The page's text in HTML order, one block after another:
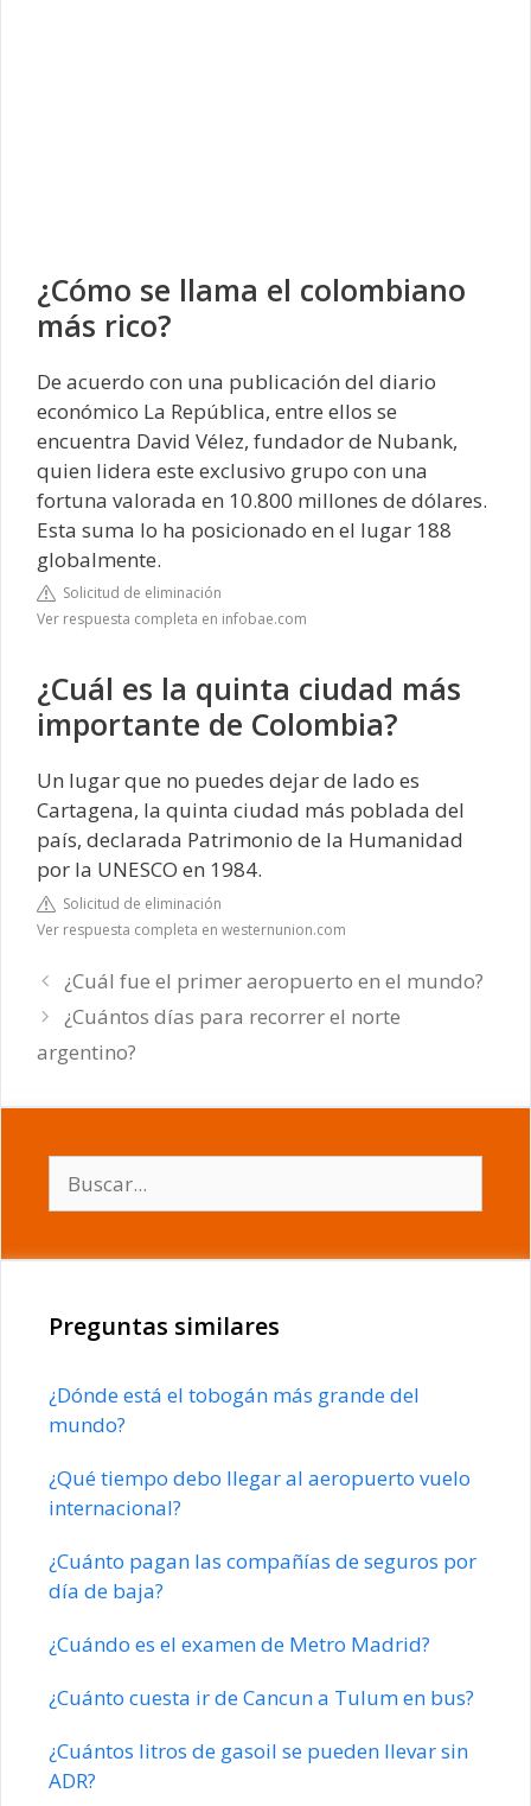
¿Cómo se llama el colombiano
más rico?
De acuerdo con una publicación del diario
económico La República, entre ellos se
encuentra David Vélez, fundador de Nubank,
quien lidera este exclusivo grupo con una
fortuna valorada en 10.800 millones de dólares.
Esta suma lo ha posicionado en el lugar 188
globalmente.
Solicitud de eliminación
Ver respuesta completa en infobae.com
¿Cuál es la quinta ciudad más
importante de Colombia?
Un lugar que no puedes dejar de lado es
Cartagena, la quinta ciudad más poblada del
país, declarada Patrimonio de la Humanidad
por la UNESCO en 1984.
Solicitud de eliminación
Ver respuesta completa en westernunion.com
¿Cuál fue el primer aeropuerto en el mundo?
¿Cuántos días para recorrer el norte
argentino?
Preguntas similares
¿Dónde está el tobogán más grande del
mundo?
¿Qué tiempo debo llegar al aeropuerto vuelo
internacional?
¿Cuánto pagan las compañías de seguros por
día de baja?
¿Cuándo es el examen de Metro Madrid?
¿Cuánto cuesta ir de Cancun a Tulum en bus?
¿Cuántos litros de gasoil se pueden llevar sin
ADR?